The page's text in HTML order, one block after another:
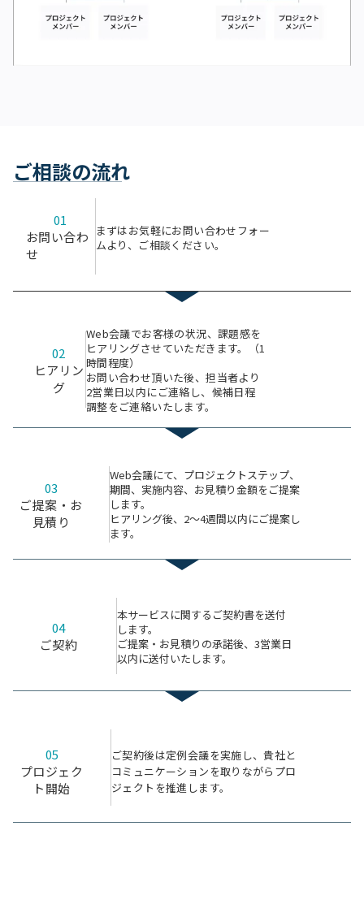
ご相談の流れ
01
お問い合わ
せ
まずはお気軽にお問い合わせフォー
ムより、ご相談ください。
02
⁩ヒアリン
グ
Web会議でお客様の状況、課題感を
ヒアリングさせていただきます。（1
時間程度）
お問い合わせ頂いた後、担当者より
2営業日以内にご連絡し、候補日程
調整をご連絡いたします。
03
ご提案・お
見積り
Web会議にて、プロジェクトステップ、
期間、実施内容、お見積り金額をご提案
します。
ヒアリング後、2〜4週間以内にご提案し
ます。
04
ご契約
本サービスに関するご契約書を送付
します。
ご提案・お見積りの承諾後、3営業日
以内に送付いたします。
05
プロジェク
ト開始
ご契約後は定例会議を実施し、貴社と
コミュニケーションを取りながらプロ
ジェクトを推進します。